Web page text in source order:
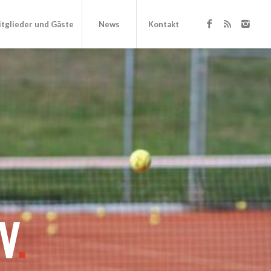
und Gäste News Kontakt
.